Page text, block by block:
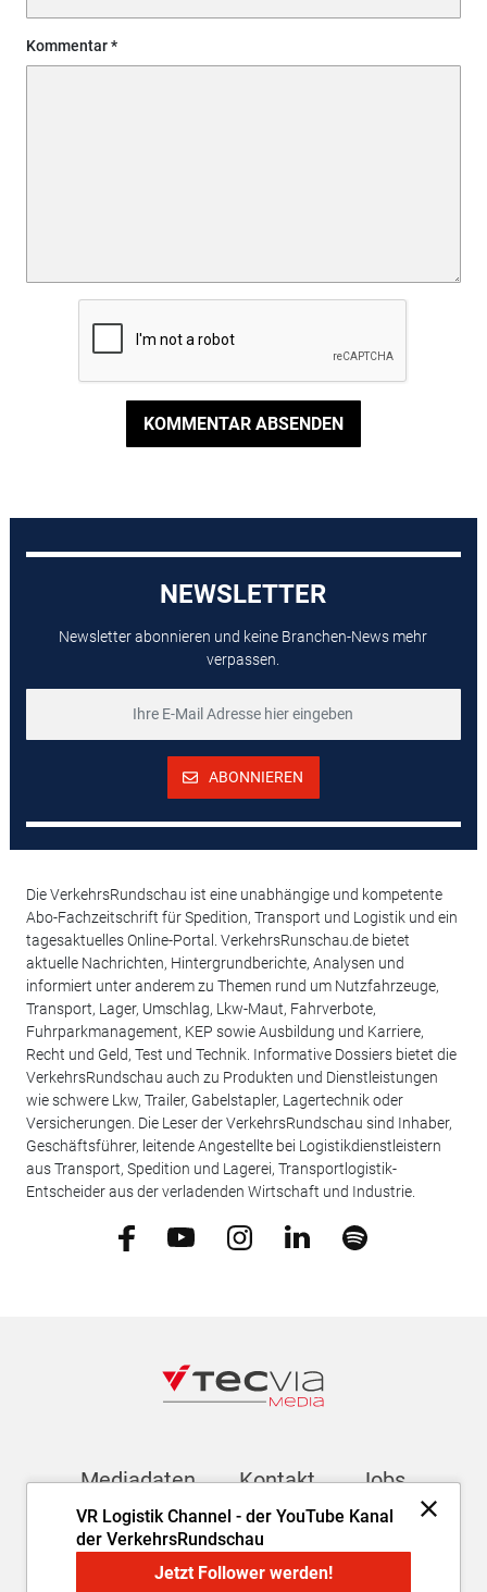
Kommentar
KOMMENTAR ABSENDEN
VR Logistik Channel - der YouTube Kanal
der VerkehrsRundschau
Jetzt Follower werden!
NEWSLETTER
Newsletter abonnieren und keine Branchen-News mehr
verpassen.
ABONNIEREN
Die VerkehrsRundschau ist eine unabhängige und kompetente
Abo-Fachzeitschrift für Spedition, Transport und Logistik und ein
tagesaktuelles Online-Portal. VerkehrsRunschau.de bietet
aktuelle Nachrichten, Hintergrundberichte, Analysen und
informiert unter anderem zu Themen rund um Nutzfahrzeuge,
Transport, Lager, Umschlag, Lkw-Maut, Fahrverbote,
Fuhrparkmanagement, KEP sowie Ausbildung und Karriere,
Recht und Geld, Test und Technik. Informative Dossiers bietet die
VerkehrsRundschau auch zu Produkten und Dienstleistungen
wie schwere Lkw, Trailer, Gabelstapler, Lagertechnik oder
Versicherungen. Die Leser der VerkehrsRundschau sind Inhaber,
Geschäftsführer, leitende Angestellte bei Logistikdienstleistern
aus Transport, Spedition und Lagerei, Transportlogistik-
Entscheider aus der verladenden Wirtschaft und Industrie.
Mediadaten Kontakt Jobs
Newsletter